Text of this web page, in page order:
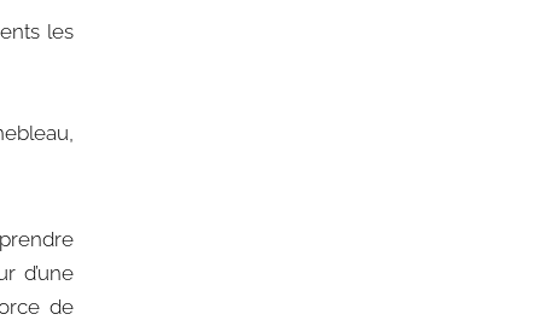
les
d’une
de